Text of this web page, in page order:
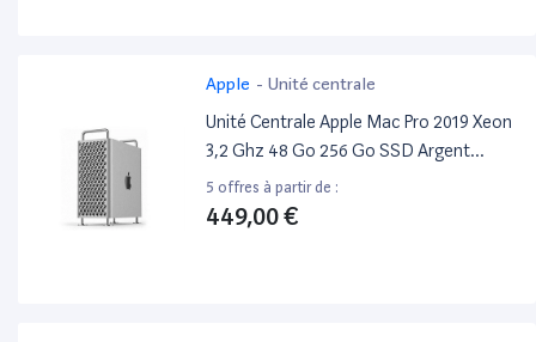
Apple - Unité centrale
Unité Centrale Apple Mac Pro 2019 Xeon
3,2 Ghz 48 Go 256 Go SSD Argent
Reconditionné
5 offres à partir de :
449,00 €